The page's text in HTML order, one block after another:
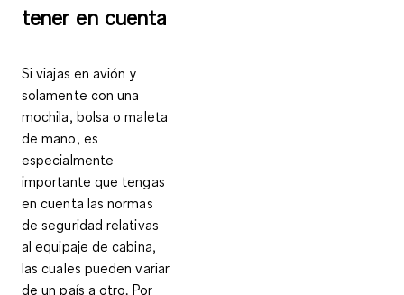
tener en cuenta
Si viajas en avión y
solamente con una
mochila, bolsa o maleta
de mano, es
especialmente
importante que tengas
en cuenta lasnormas
de seguridad relativas
al equipaje de cabina,
las cuales pueden variar
de un país a otro. Por